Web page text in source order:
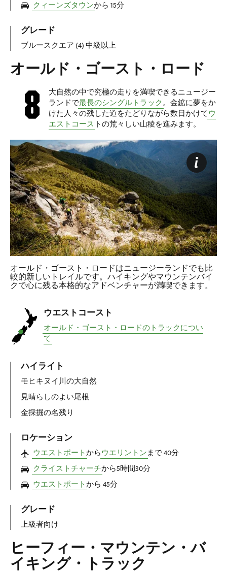
クィーンズタウンから 15分
グレード
ブルースクエア (4) 中級以上
オールド・ゴースト・ロード
大自然の中で究極の走りを満喫できるニュージー
ランドで最長のシングルトラック。金鉱に夢をか
けた人々の残した道をたどりながら数日かけてウ
エストコース トの荒々しい山稜を進みます。
オールド・ゴースト・ロードはニュージーランドでも比
較的新しいトレイルです。ハイキングやマウンテンバイ
クで心に残る本格的なアドベンチャーが満喫できます。
ウエストコースト
オールド・ゴースト・ロードのトラックについ
て
ハイライト
モヒキヌイ川の大自然
見晴らしのよい尾根
金採掘の名残り
ロケーション
ウエストポートからウエリントン まで 40分
クライストチャーチから5時間30分
ウエストポートから 45分
グレード
上級者向け
ヒーフィー・マウンテン・バ
イキング・トラック